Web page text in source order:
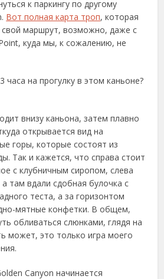
к паркингу по другому
Вот полная карта троп, которая
маршрут, возможно, даже с
куда мы, к сожалению, не
часа на прогулку в этом каньоне?
внизу каньона, затем плавно
открывается вид на
горы, которые состоят из
Так и кажется, что справа стоит
с клубничным сиропом, слева
там вдали сдобная булочка с
теста, а за горизонтом
мятные конфетки. В общем,
обливаться слюнками, глядя на
может, это только игра моего
Canyon начинается